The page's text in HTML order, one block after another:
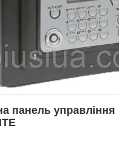
панель управління